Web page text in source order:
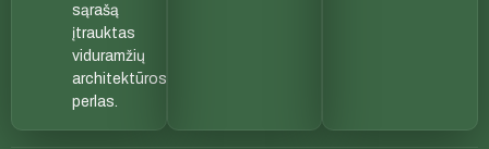
sąrašą
įtrauktas
viduramžių
architektūros
perlas.